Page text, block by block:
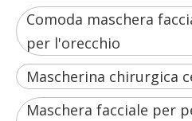
Comoda maschera
per l'orecchio
Mascherina chirurgica
Maschera facciale per